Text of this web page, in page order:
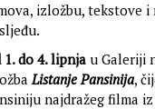
izložbu, tekstove i
1. do 4. lipnja u Galeriji
Listanje Pansinija,
najdražeg filma